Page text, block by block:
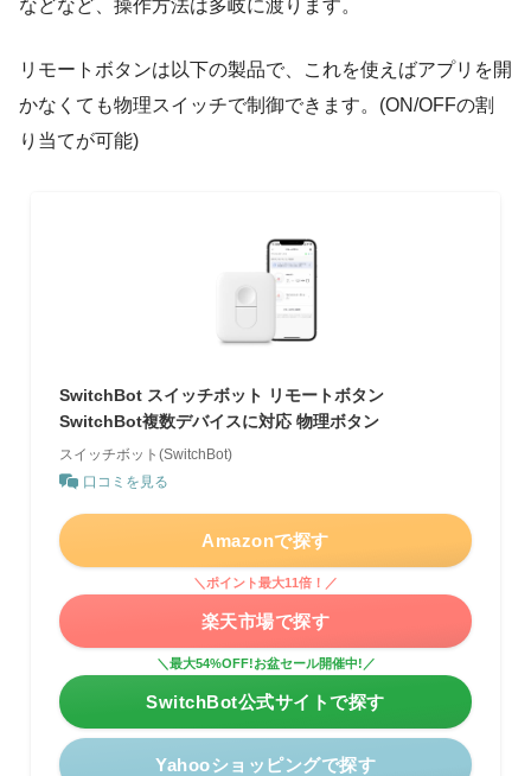
などなど、操作方法は多岐に渡ります。
リモートボタンは以下の製品で、これを使えばアプリを開
かなくても物理スイッチで制御できます。(ON/OFFの割
り当てが可能)
SwitchBot スイッチボット リモートボタン
SwitchBot複数デバイスに対応 物理ボタン
スイッチボット(SwitchBot)
口コミを見る
Amazonで探す
＼ポイント最大11倍！／
楽天市場で探す
Yahooショッピングで探す
＼最大54%OFF!お盆セール開催中!／
SwitchBot公式サイトで探す